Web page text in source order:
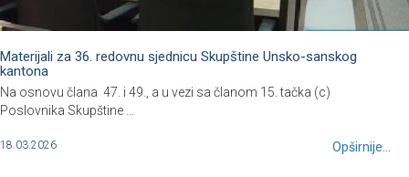
Materijali za 36. redovnu sjednicu Skupštine Unsko-sanskog
kantona
Na osnovu člana 47. i 49., a u vezi sa članom 15. tačka (c)
Poslovnika Skupštine ...
18.03.2026 Opširnije...